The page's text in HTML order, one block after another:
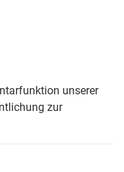
unserer
zur